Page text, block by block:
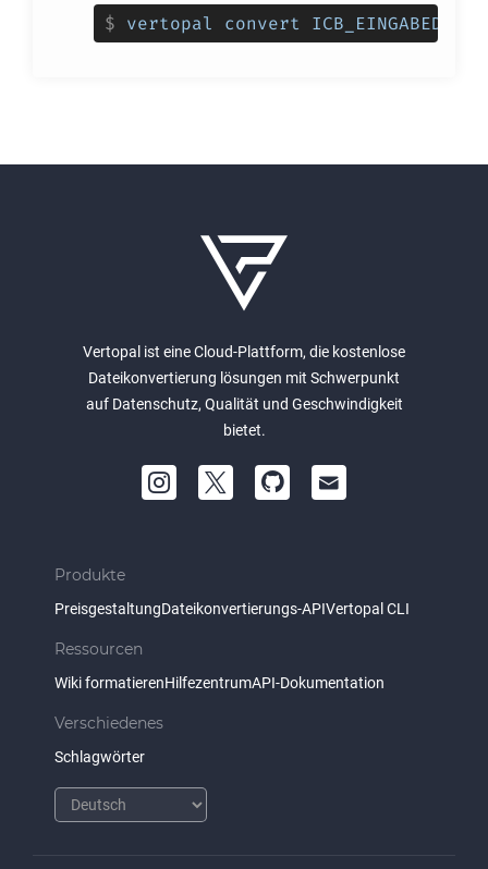
$ vertopal convert
Vertopal ist eine Cloud-Plattform, die kostenlose
Dateikonvertierung lösungen mit Schwerpunkt
auf Datenschutz, Qualität und Geschwindigkeit
bietet.
Produkte
PreisgestaltungDateikonvertierungs-APIVertopal CLI
Ressourcen
Wiki formatierenHilfezentrumAPI-Dokumentation
Verschiedenes
Schlagwörter